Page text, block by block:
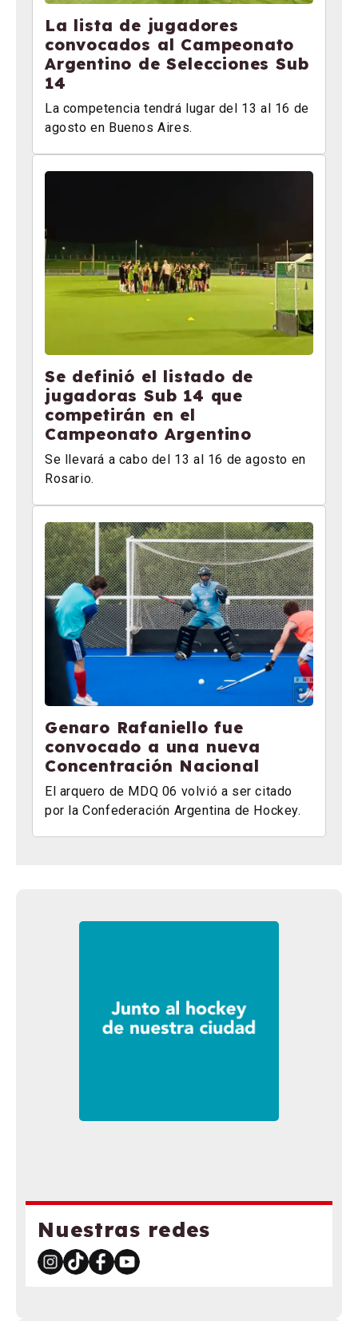
Nuestras redes
La lista de jugadores
convocados al Campeonato
Argentino de Selecciones Sub
14
La competencia tendrá lugar del 13 al 16 de
agosto en Buenos Aires.
Se definió el listado de
jugadoras Sub 14 que
competirán en el
Campeonato Argentino
Se llevará a cabo del 13 al 16 de agosto en
Rosario.
Genaro Rafaniello fue
convocado a una nueva
Concentración Nacional
El arquero de MDQ 06 volvió a ser citado
por la Confederación Argentina de Hockey.